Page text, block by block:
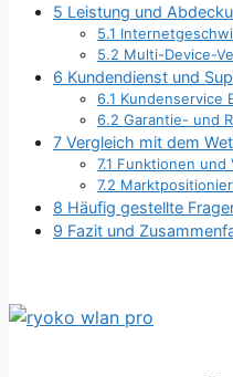
5 Leistung und
5.1
5.2 Multi-Device-
6 Kundendienst und
6.1 Kundenservice
6.2 Garantie- und
7 Vergleich mit dem
7.1 Funktionen und
7.2
8 Häufig gestellte
9 Fazit und